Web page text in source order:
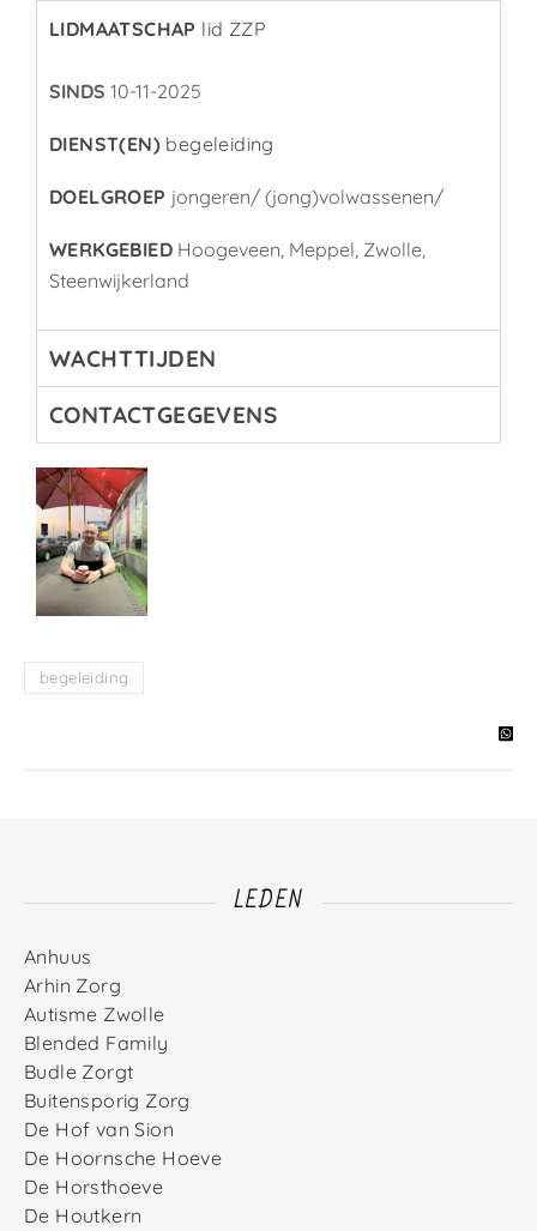
LIDMAATSCHAP lid ZZP
SINDS 10-11-2025
DIENST(EN) begeleiding
DOELGROEP jongeren/ (jong)volwassenen/
WERKGEBIED Hoogeveen, Meppel, Zwolle,
Steenwijkerland
WACHTTIJDEN
CONTACTGEGEVENS
begeleiding
LEDEN
Anhuus
Arhin Zorg
Autisme Zwolle
Blended Family
Budle Zorgt
Buitensporig Zorg
De Hof van Sion
De Hoornsche Hoeve
De Horsthoeve
De Houtkern